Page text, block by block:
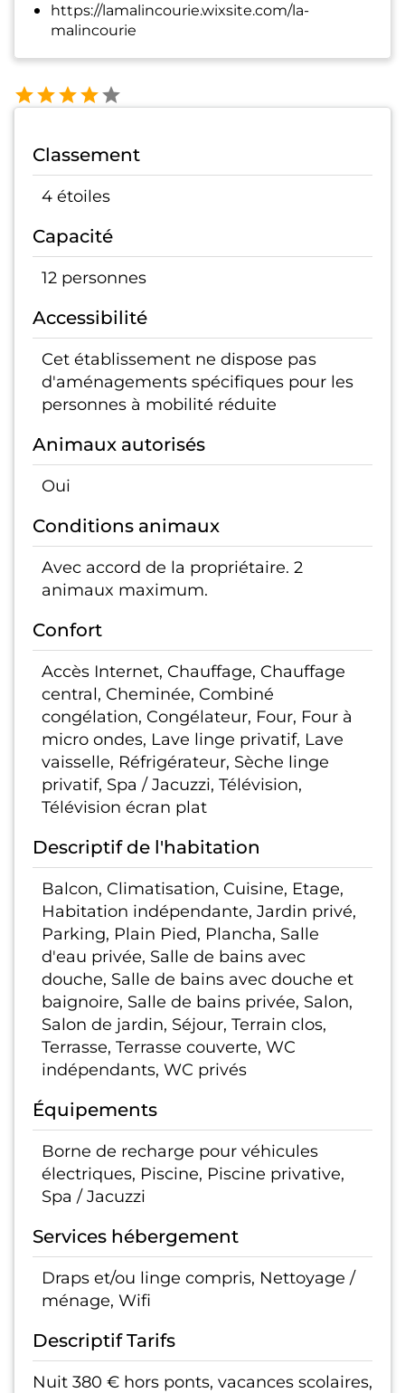
https://lamalincourie.wixsite.com/la-
malincourie
Classement
4 étoiles
Capacité
12 personnes
Accessibilité
Cet établissement ne dispose pas
d'aménagements spécifiques pour les
personnes à mobilité réduite
Animaux autorisés
Oui
Conditions animaux
Avec accord de la propriétaire. 2
animaux maximum.
Confort
Accès Internet, Chauffage, Chauffage
central, Cheminée, Combiné
congélation, Congélateur, Four, Four à
micro ondes, Lave linge privatif, Lave
vaisselle, Réfrigérateur, Sèche linge
privatif, Spa / Jacuzzi, Télévision,
Télévision écran plat
Descriptif de l'habitation
Balcon, Climatisation, Cuisine, Etage,
Habitation indépendante, Jardin privé,
Parking, Plain Pied, Plancha, Salle
d'eau privée, Salle de bains avec
douche, Salle de bains avec douche et
baignoire, Salle de bains privée, Salon,
Salon de jardin, Séjour, Terrain clos,
Terrasse, Terrasse couverte, WC
indépendants, WC privés
Équipements
Borne de recharge pour véhicules
électriques, Piscine, Piscine privative,
Spa / Jacuzzi
Services hébergement
Draps et/ou linge compris, Nettoyage /
ménage, Wifi
Descriptif Tarifs
Nuit 380 € hors ponts, vacances scolaires,